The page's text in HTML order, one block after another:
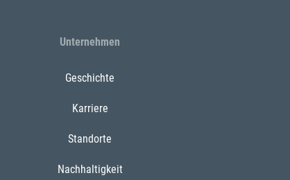
Unternehmen
Geschichte
Karriere
Standorte
Nachhaltigkeit